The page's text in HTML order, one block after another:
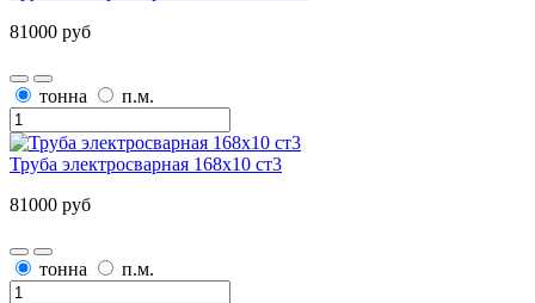
81000 руб
тонна п.м.
Труба электросварная 168х10 ст3
81000 руб
тонна п.м.